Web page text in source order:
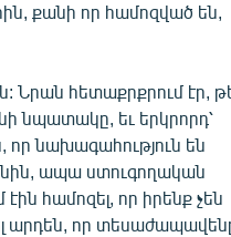
քանի որ համոզված են,
Նրան հետաքրքրում էր,
նպատակը, եւ երկրորդ՝
նախագահություն են
ապա ստուգողական
էին համոզել, որ իրենք չեն
արդեն, որ